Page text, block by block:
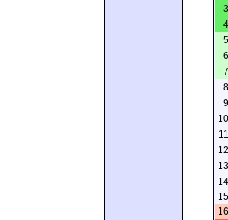
3
4
5
6
7
8
9
10
11
12
13
14
15
16